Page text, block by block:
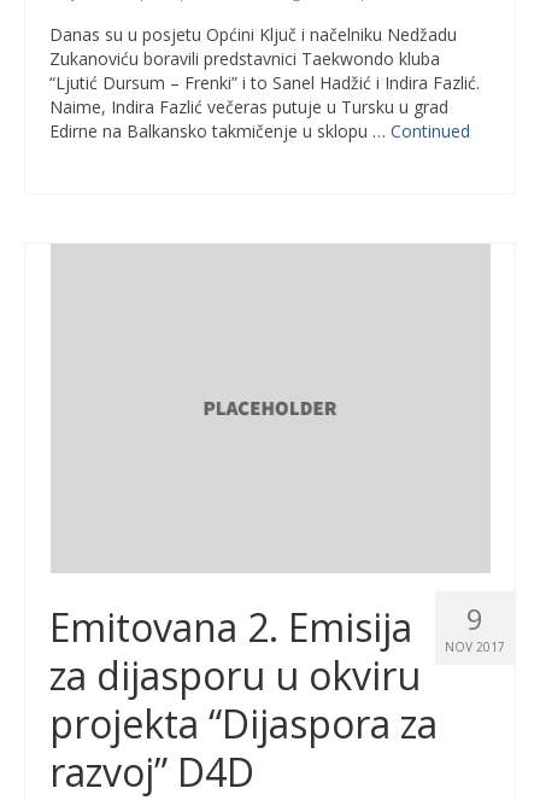
Danas su u posjetu Općini Ključ i načelniku Nedžadu
Zukanoviću boravili predstavnici Taekwondo kluba
“Ljutić Dursum – Frenki” i to Sanel Hadžić i Indira Fazlić.
Naime, Indira Fazlić večeras putuje u Tursku u grad
Edirne na Balkansko takmičenje u sklopu … Continued
9
NOV 2017
Emitovana 2. Emisija
za dijasporu u okviru
projekta “Dijaspora za
razvoj” D4D